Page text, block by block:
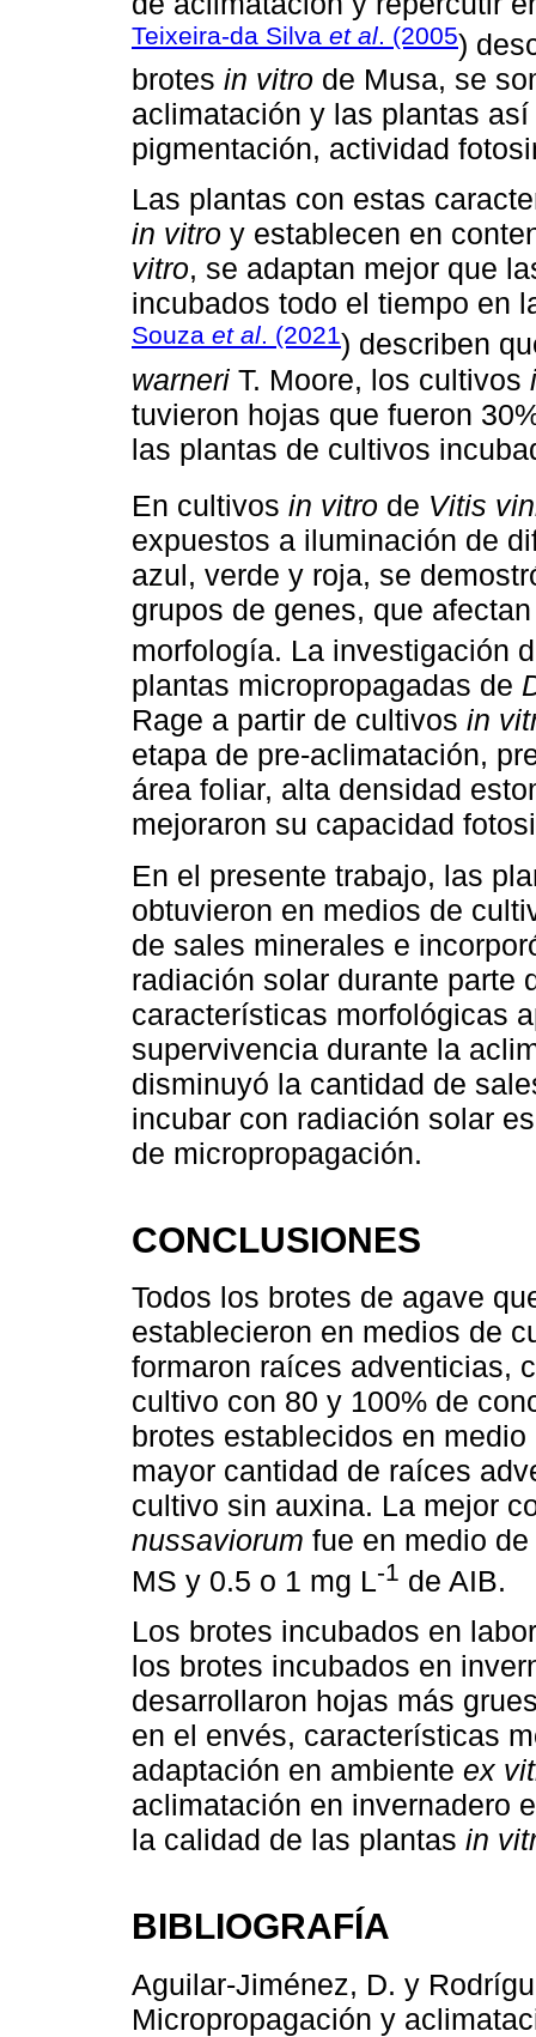
Teixeira-da Silva et al. (2005)
brotes in vitro de Musa, se
aclimatación y las plantas
pigmentación, actividad
Las plantas con estas
in vitro y establecen en
vitro, se adaptan mejor que
incubados todo el tiempo en
Souza et al. (2021) describen
warneri T. Moore, los cultivos
tuvieron hojas que fueron
las plantas de cultivos
En cultivos in vitro de Vitis
expuestos a iluminación de
azul, verde y roja, se
grupos de genes, que
morfología. La investigación
plantas micropropagadas de
Rage a partir de cultivos in
etapa de pre-aclimatación,
área foliar, alta densidad
mejoraron su capacidad
En el presente trabajo, las
obtuvieron en medios de
de sales minerales e
radiación solar durante parte
características morfológicas
supervivencia durante la
disminuyó la cantidad de
incubar con radiación solar
de micropropagación.
CONCLUSIONES
Todos los brotes de agave
establecieron en medios de
formaron raíces adventicias,
cultivo con 80 y 100% de
brotes establecidos en
mayor cantidad de raíces
cultivo sin auxina. La mejor
nussaviorum fue en medio
MS y 0.5 o 1 mg L-1 de AIB.
Los brotes incubados en
los brotes incubados en
desarrollaron hojas más
en el envés, características
adaptación en ambiente ex
aclimatación en invernadero
la calidad de las plantas in
BIBLIOGRAFÍA
Aguilar-Jiménez, D. y
Micropropagación y